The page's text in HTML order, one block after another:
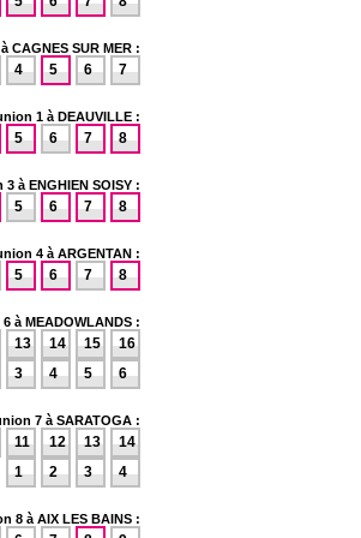
CAGNES SUR MER :
7
6
5
4
1 à DEAUVILLE :
8
7
6
5
3 à ENGHIEN SOISY :
8
7
6
5
4 à ARGENTAN :
8
7
6
5
à MEADOWLANDS :
16
15
14
13
6
5
4
3
7 à SARATOGA :
14
13
12
11
4
3
2
1
8 à AIX LES BAINS :